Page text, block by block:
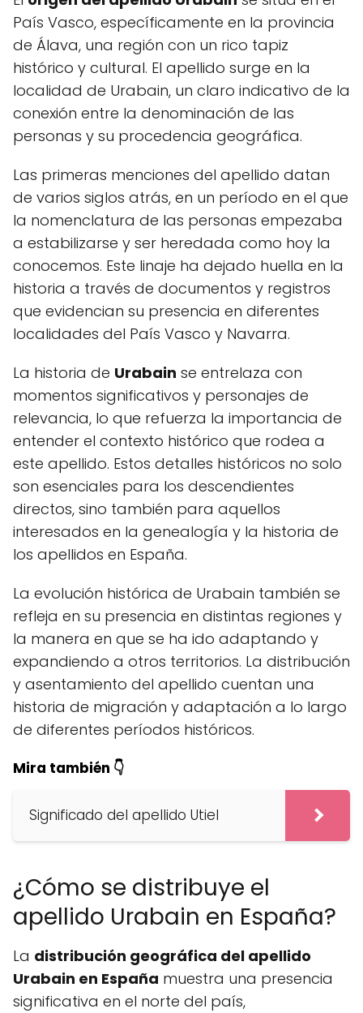
País Vasco, específicamente en la provincia
de Álava, una región con un rico tapiz
histórico y cultural. El apellido surge en la
localidad de Urabain, un claro indicativo de la
conexión entre la denominación de las
personas y su procedencia geográfica.
Las primeras menciones del apellido datan
de varios siglos atrás, en un período en el que
la nomenclatura de las personas empezaba
a estabilizarse y ser heredada como hoy la
conocemos. Este linaje ha dejado huella en la
historia a través de documentos y registros
que evidencian su presencia en diferentes
localidades del País Vasco y Navarra.
La historia de Urabain se entrelaza con
momentos significativos y personajes de
relevancia, lo que refuerza la importancia de
entender el contexto histórico que rodea a
este apellido. Estos detalles históricos no solo
son esenciales para los descendientes
directos, sino también para aquellos
interesados en la genealogía y la historia de
los apellidos en España.
La evolución histórica de Urabain también se
refleja en su presencia en distintas regiones y
la manera en que se ha ido adaptando y
expandiendo a otros territorios. La distribución
y asentamiento del apellido cuentan una
historia de migración y adaptación a lo largo
de diferentes períodos históricos.
Mira también 👇
Significado del apellido Utiel
¿Cómo se distribuye el
apellido Urabain en España?
La distribución geográfica del apellido
Urabain en España muestra una presencia
significativa en el norte del país,